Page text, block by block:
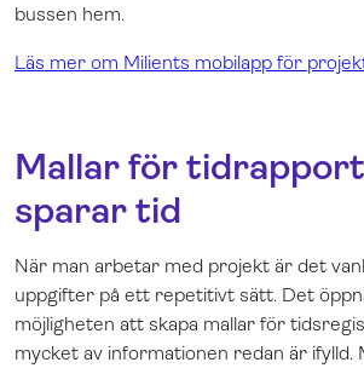
bussen hem.
Läs mer om Milients mobilapp för
Mallar för
sparar tid
När man arbetar med projekt är det
uppgifter på ett repetitivt sätt. Det
möjligheten att skapa mallar för
mycket av informationen redan är ifylld.